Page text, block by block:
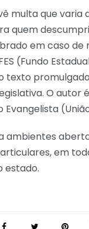
multa que varia
quem
em caso de
(Fundo
texto
O autor
Evangelista
ambientes
em
estado.